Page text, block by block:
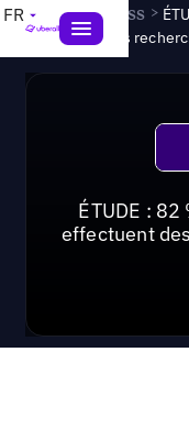
FR News & Press >
effectuent des
ÉTUDE :
effectuent